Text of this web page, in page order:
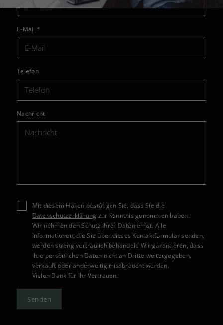
E-Mail *
Telefon
Nachricht
Mit diesem Haken bestätigen Sie, dass Sie die
Datenschutzerklärung zur Kenntnis genommen haben.
Wir nehmen den Schutz Ihrer Daten ernst. Alle
Informationen, die Sie über dieses Kontaktformular senden,
werden streng vertraulich behandelt. Wir garantieren, dass
Ihre persönlichen Daten nicht an Dritte weitergegeben,
verkauft oder anderweitig missbraucht werden.
Vielen Dank für Ihr Vertrauen.
Senden